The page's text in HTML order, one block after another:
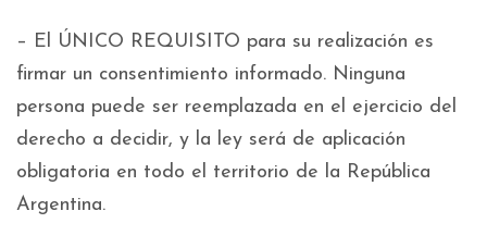
– El ÚNICO REQUISITO para su realización es
firmar un consentimiento informado. Ninguna
persona puede ser reemplazada en el ejercicio del
derecho a decidir, y la ley será de aplicación
obligatoria en todo el territorio de la República
Argentina.